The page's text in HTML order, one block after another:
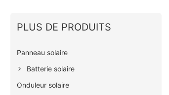
PLUS DE PRODUITS
Panneau solaire
Batterie solaire
Onduleur solaire